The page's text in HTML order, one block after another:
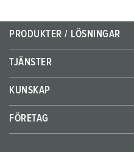
PRODUKTER / LÖSNINGAR
TJÄNSTER
KUNSKAP
FÖRETAG